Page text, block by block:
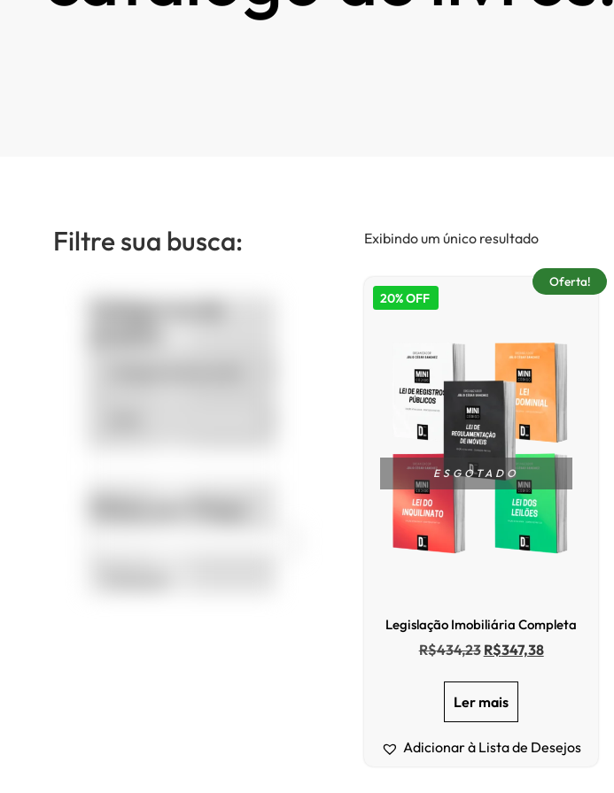
Filtre sua busca:
Categorias de
Exibindo um único resultado
Oferta!
20% OFF
ESGOTADO
Legislação Imobiliária Completa
R$434,23 R$347,38
Ler mais
Adicionar à Lista de Desejos